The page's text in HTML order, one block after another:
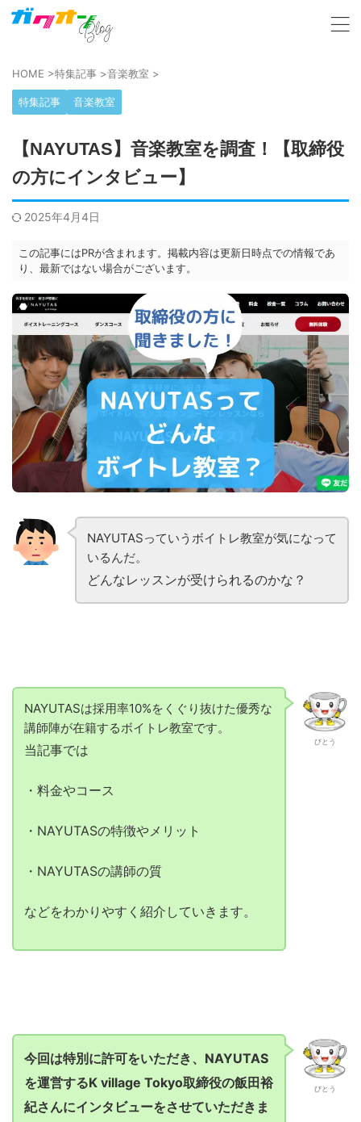
HOME >特集記事 >音楽教室 >
特集記事 音楽教室
【NAYUTAS】音楽教室を調査！【取締役
の方にインタビュー】
2025年4月4日
この記事にはPRが含まれます。掲載内容は更新日時点での情報であ
り、最新ではない場合がございます。
NAYUTASっていうボイトレ教室が気になって
いるんだ。
どんなレッスンが受けられるのかな？
びとう
NAYUTASは採用率10%をくぐり抜けた優秀な
講師陣が在籍するボイトレ教室です。
当記事では
・料金やコース
・NAYUTASの特徴やメリット
・NAYUTASの講師の質
などをわかりやすく紹介していきます。
びとう
今回は特別に許可をいただき、NAYUTAS
を運営するK village Tokyo取締役の飯田裕
紀さんにインタビューをさせていただきま